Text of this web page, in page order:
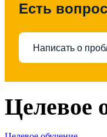
Есть
Написать о
Целевое